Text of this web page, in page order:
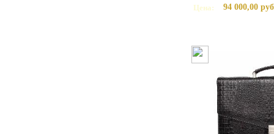
Цена:
94 000,00